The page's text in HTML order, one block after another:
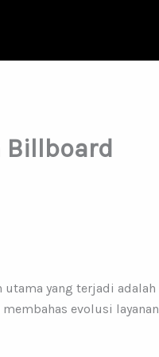
Billboard
yang terjadi adalah
evolusi layanan